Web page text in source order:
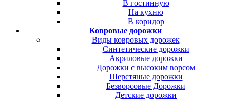
В гостинную
На кухню
В коридор
Ковровые дорожки
Виды ковровых дорожек
Синтетические дорожки
Акриловые дорожки
Дорожки с высоким ворсом
Шерстяные дорожки
Безворсовые Дорожки
Детские дорожки